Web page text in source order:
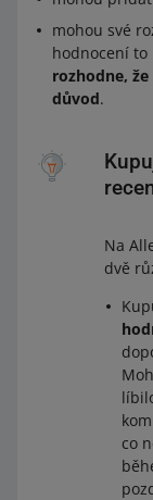
mohou své
hodnocení
rozhodne,
důvod.
Na
dvě
co